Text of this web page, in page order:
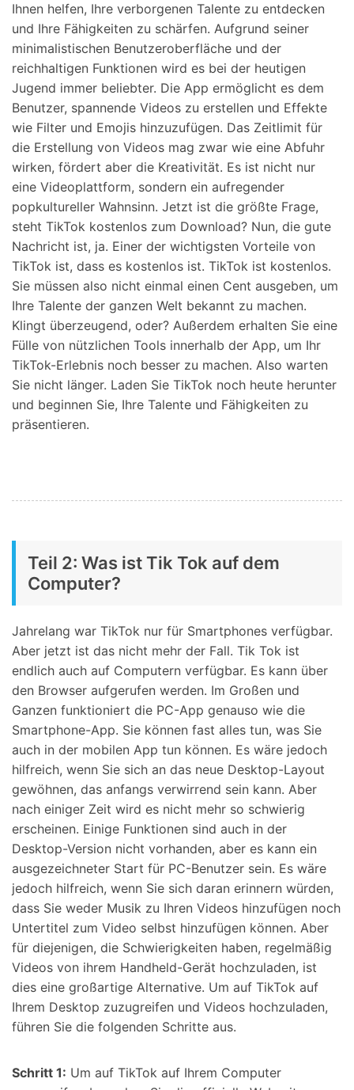
Ihnen helfen, Ihre verborgenen Talente zu entdecken
und Ihre Fähigkeiten zu schärfen. Aufgrund seiner
minimalistischen Benutzeroberfläche und der
reichhaltigen Funktionen wird es bei der heutigen
Jugend immer beliebter. Die App ermöglicht es dem
Benutzer, spannende Videos zu erstellen und Effekte
wie Filter und Emojis hinzuzufügen. Das Zeitlimit für
die Erstellung von Videos mag zwar wie eine Abfuhr
wirken, fördert aber die Kreativität. Es ist nicht nur
eine Videoplattform, sondern ein aufregender
popkultureller Wahnsinn. Jetzt ist die größte Frage,
steht TikTok kostenlos zum Download? Nun, die gute
Nachricht ist, ja. Einer der wichtigsten Vorteile von
TikTok ist, dass es kostenlos ist. TikTok ist kostenlos.
Sie müssen also nicht einmal einen Cent ausgeben, um
Ihre Talente der ganzen Welt bekannt zu machen.
Klingt überzeugend, oder? Außerdem erhalten Sie eine
Fülle von nützlichen Tools innerhalb der App, um Ihr
TikTok-Erlebnis noch besser zu machen. Also warten
Sie nicht länger. Laden Sie TikTok noch heute herunter
und beginnen Sie, Ihre Talente und Fähigkeiten zu
präsentieren.
Teil 2: Was ist Tik Tok auf dem
Computer?
Jahrelang war TikTok nur für Smartphones verfügbar.
Aber jetzt ist das nicht mehr der Fall. Tik Tok ist
endlich auch auf Computern verfügbar. Es kann über
den Browser aufgerufen werden. Im Großen und
Ganzen funktioniert die PC-App genauso wie die
Smartphone-App. Sie können fast alles tun, was Sie
auch in der mobilen App tun können. Es wäre jedoch
hilfreich, wenn Sie sich an das neue Desktop-Layout
gewöhnen, das anfangs verwirrend sein kann. Aber
nach einiger Zeit wird es nicht mehr so schwierig
erscheinen. Einige Funktionen sind auch in der
Desktop-Version nicht vorhanden, aber es kann ein
ausgezeichneter Start für PC-Benutzer sein. Es wäre
jedoch hilfreich, wenn Sie sich daran erinnern würden,
dass Sie weder Musik zu Ihren Videos hinzufügen noch
Untertitel zum Video selbst hinzufügen können. Aber
für diejenigen, die Schwierigkeiten haben, regelmäßig
Videos von ihrem Handheld-Gerät hochzuladen, ist
dies eine großartige Alternative. Um auf TikTok auf
Ihrem Desktop zuzugreifen und Videos hochzuladen,
führen Sie die folgenden Schritte aus.
Schritt 1: Um auf TikTok auf Ihrem Computer